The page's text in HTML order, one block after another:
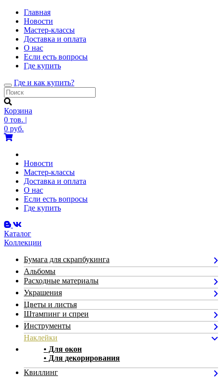
Главная
Новости
Мастер-классы
Доставка и оплата
О нас
Если есть вопросы
Где купить
Toggle
navigation
Где и как купить?
Корзина
0 тов. |
0 руб.
Новости
Мастер-классы
Доставка и оплата
О нас
Если есть вопросы
Где купить
Каталог
Коллекции
Бумага для скрапбукинга
Альбомы
Расходные материалы
Украшения
Цветы и листья
Штампинг и спреи
Инструменты
Наклейки
• Для окон
• Для декорирования
Квиллинг